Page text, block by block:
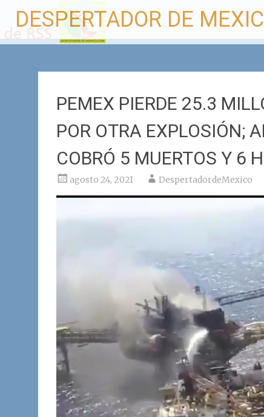
contenido
DESPERTADOR DE
PEMEX PIERDE 25.3
POR OTRA EXPLOSIÓN;
COBRÓ 5 MUERTOS Y 6
agosto 24, 2021 DespertadordeMexico